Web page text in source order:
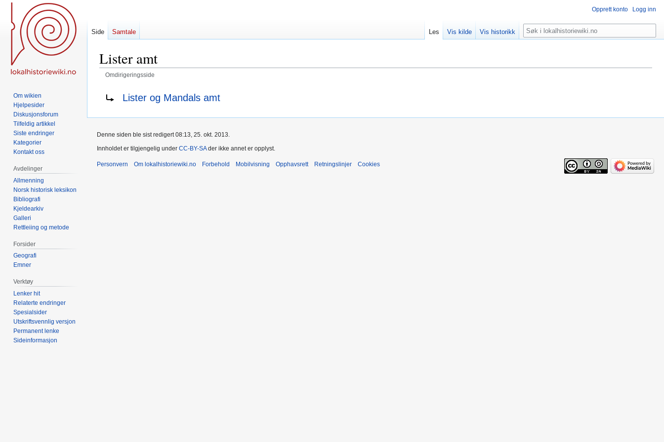
Lister amt
Omdirigeringsside
Omdirigering til:Lister og Mandals amt
Opprett konto Logg inn
Side Samtale Les Vis kilde Vis historikk Søk
Om wikien
Hjelpesider
Diskusjonsforum
Tilfeldig artikkel
Siste endringer
Kategorier
Kontakt oss
Avdelinger
Allmenning
Norsk historisk leksikon
Bibliografi
Kjeldearkiv
Galleri
Rettleiing og metode
Forsider
Geografi
Emner
Verktøy
Lenker hit
Relaterte endringer
Spesialsider
Utskriftsvennlig versjon
Permanent lenke
Sideinformasjon
Denne siden ble sist redigert 08:13, 25. okt. 2013.
Innholdet er tilgjengelig under CC-BY-SAder ikke annet er opplyst.
Personvern Om lokalhistoriewiki.no Forbehold Mobilvisning Opphavsrett Retningslinjer Cookies